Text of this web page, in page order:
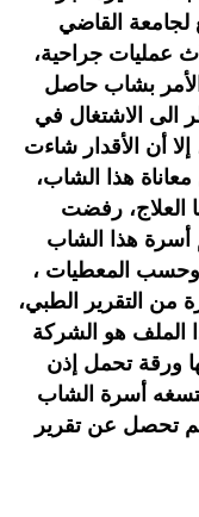
القاضي
عمليات جراحية،
الأمر بشاب حاصل
الى الاشتغال في
أن الأقدار شاءت
هذا الشاب،
العلاج، رفضت
تسليم أسرة هذا الشاب
المعطيات ،
من التقرير الطبي،
الملف هو الشركة
ورقة تحمل إذن
أسرة الشاب
تحصل عن تقرير